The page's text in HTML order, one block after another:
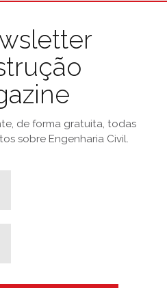
de forma gratuita, todas
sobre Engenharia Civil.